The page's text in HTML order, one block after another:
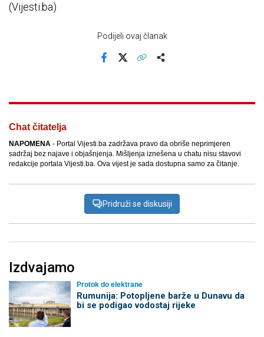
(Vijesti.ba)
Podijeli ovaj članak
Chat čitatelja
NAPOMENA - Portal Vijesti.ba zadržava pravo da obriše neprimjeren
sadržaj bez najave i objašnjenja. Mišljenja iznešena u chatu nisu stavovi
redakcije portala Vijesti.ba. Ova vijest je sada dostupna samo za čitanje.
Pridruži se diskusiji
Izdvajamo
Protok do elektrane
Rumunija: Potopljene barže u Dunavu da
bi se podigao vodostaj rijeke